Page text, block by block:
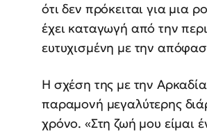
ότι δεν πρόκειται για μια
έχει καταγωγή από την
ευτυχισμένη με την
Η σχέση της με την
παραμονή μεγαλύτερης
χρόνο. «Στη ζωή μου είμαι